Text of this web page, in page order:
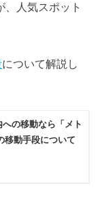
、人気スポット
について解説し
への移動なら「メト
移動手段について